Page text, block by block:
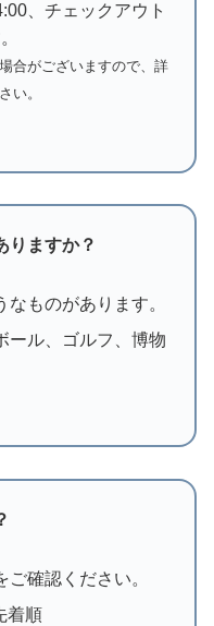
、チェックアウト
合がございますので、詳
い。
りますか？
ものがあります。
ール、ゴルフ、博物
確認ください。
着順